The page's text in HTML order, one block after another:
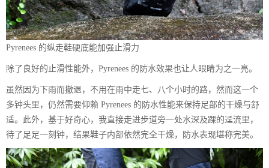
Pyrenees 的纵走鞋硬底能加强止滑力
除了良好的止滑性能外，Pyrenees 的防水效果也让人眼睛为之一亮。
虽然因为下雨而撤退，不用在雨中走七、八个小时的路，然而这一个
多钟头里，仍然需要仰赖 Pyrenees 的防水性能来保持足部的干燥与舒
适。此外，基于好奇心，我直接走进步道旁一处水深及踝的迳流里，
待了足足一刻钟，结果鞋子内部依然完全干燥，防水表现堪称完美。